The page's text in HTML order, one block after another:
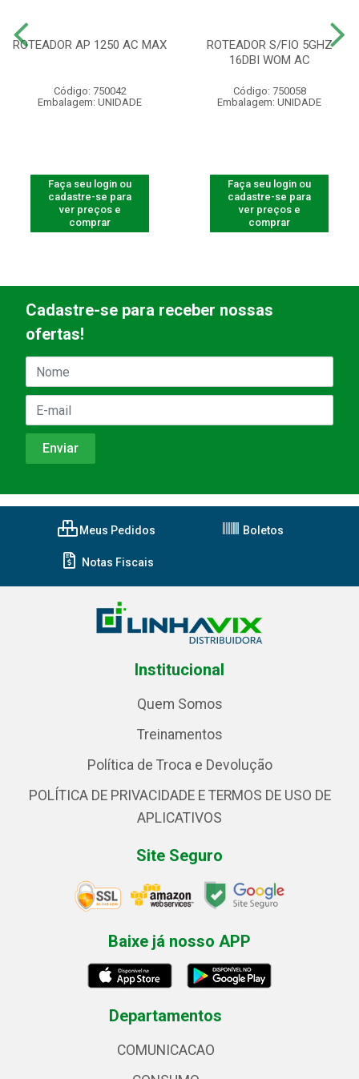
ROTEADOR AP 1250 AC MAX
Código: 750042
Embalagem: UNIDADE
Faça seu login ou
cadastre-se para
ver preços e
comprar
ROTEADOR S/FIO 5GHZ
16DBI WOM AC
Código: 750058
Embalagem: UNIDADE
Faça seu login ou
cadastre-se para
ver preços e
comprar
Cadastre-se para receber nossas
ofertas!
Meus Pedidos Boletos
Notas Fiscais
Institucional
Quem Somos
Treinamentos
Política de Troca e Devolução
POLÍTICA DE PRIVACIDADE E TERMOS DE USO DE
APLICATIVOS
Site Seguro
Baixe já nosso APP
Departamentos
COMUNICACAO